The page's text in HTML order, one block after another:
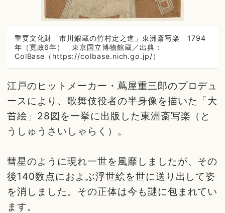
重要文化財「市川鰕蔵の竹村定之進」東洲斎写楽 1794
年（寛政6年） 東京国立博物館蔵／出典：
ColBase（https://colbase.nich.go.jp/）
江戸のヒットメーカー・蔦屋重三郎のプロデュ
ースにより、歌舞伎役者の半身像を描いた「大
首絵」28図を一挙に出版した東洲斎写楽（と
うしゅうさいしゃらく）。
彗星のように現れ一世を風靡しましたが、その
後140数点におよぶ浮世絵を世に送り出して姿
を消しました。その正体は今も謎に包まれてい
ます。